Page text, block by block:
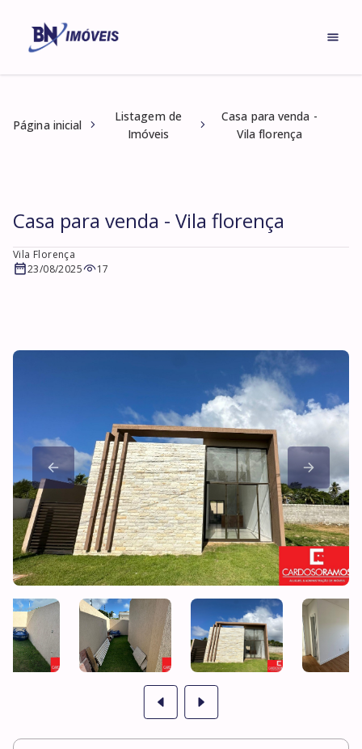
Página inicial
Listagem de
Imóveis
Casa para venda -
Vila florença
Casa para venda - Vila florença
Vila Florença
23/08/2025
17